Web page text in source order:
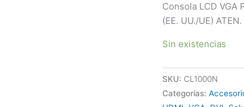
Consola LCD VGA
(EE. UU./UE) ATEN.
Sin existencias
SKU: CL1000N
Categorías: